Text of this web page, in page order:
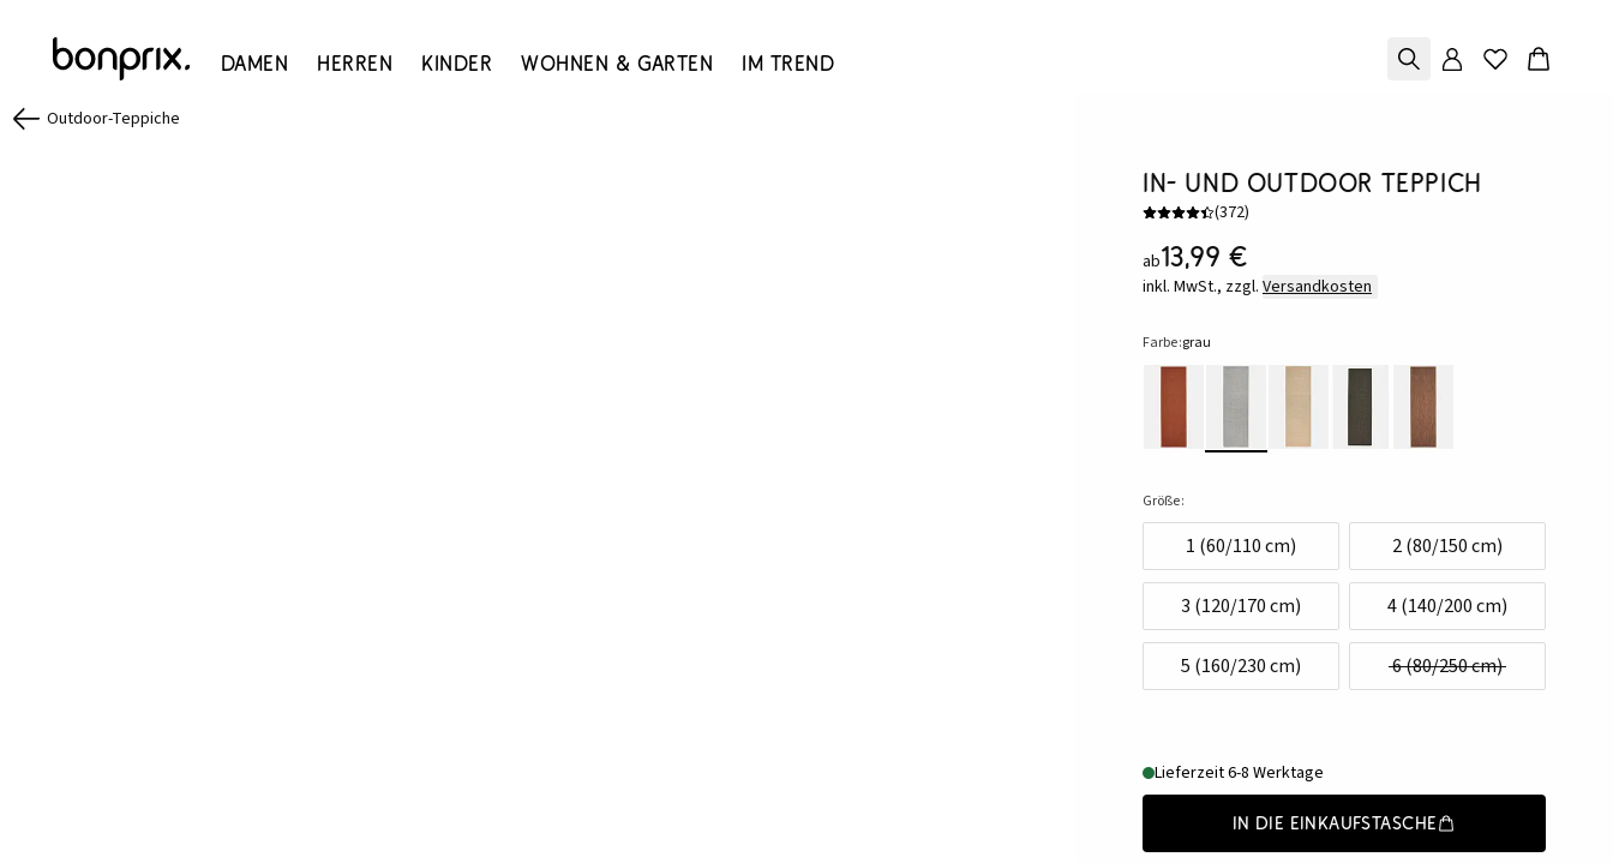
Damen Herren Kinder Wohnen & Garten Im Trend
Outdoor-Teppiche
In- und Outdoor Teppich
(372)
ab13,99 €
inkl. MwSt., zzgl. Versandkosten
Farbe:grau
Größe:
1 (60/110 cm) 2 (80/150 cm)
3 (120/170 cm) 4 (140/200 cm)
5 (160/230 cm) 6 (80/250 cm)
Lieferzeit 6-8 Werktage
In die Einkaufstasche